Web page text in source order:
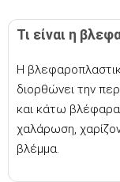
Τι είναι η
Η
διορθώνει την
και κάτω
χαλάρωση,
βλέμμα.